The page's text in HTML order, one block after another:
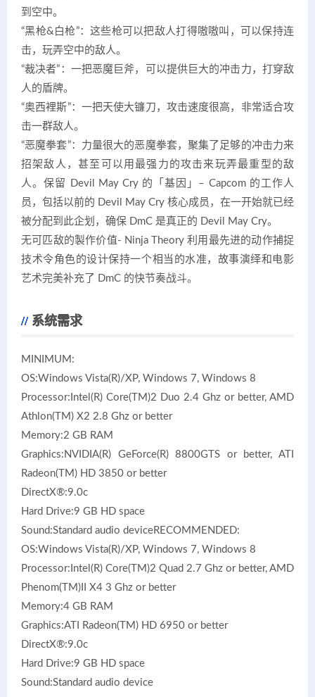
到空中。
“黑枪&白枪”：这些枪可以把敌人打得嗷嗷叫，可以保持连
击，玩弄空中的敌人。
“裁决者”：一把恶魔巨斧，可以提供巨大的冲击力，打穿敌
人的盾牌。
“奥西裡斯”：一把天使大镰刀，攻击速度很高，非常适合攻
击一群敌人。
“恶魔拳套”：力量很大的恶魔拳套，聚集了足够的冲击力来
招架敌人，甚至可以用最强力的攻击来玩弄最重型的敌
人。保留 Devil May Cry 的「基因」– Capcom 的工作人
员，包括以前的 Devil May Cry 核心成员，在一开始就已经
被分配到此企划，确保 DmC 是真正的 Devil May Cry。
无可匹敌的製作价值- Ninja Theory 利用最先进的动作捕捉
技术令角色的设计保持一个相当的水准，故事演绎和电影
艺术完美补充了 DmC 的快节奏战斗。
系统需求
MINIMUM:
OS:Windows Vista(R)/XP, Windows 7, Windows 8
Processor:Intel(R) Core(TM)2 Duo 2.4 Ghz or better, AMD
Athlon(TM) X2 2.8 Ghz or better
Memory:2 GB RAM
Graphics:NVIDIA(R) GeForce(R) 8800GTS or better, ATI
Radeon(TM) HD 3850 or better
DirectX®:9.0c
Hard Drive:9 GB HD space
Sound:Standard audio deviceRECOMMENDED:
OS:Windows Vista(R)/XP, Windows 7, Windows 8
Processor:Intel(R) Core(TM)2 Quad 2.7 Ghz or better, AMD
Phenom(TM)II X4 3 Ghz or better
Memory:4 GB RAM
Graphics:ATI Radeon(TM) HD 6950 or better
DirectX®:9.0c
Hard Drive:9 GB HD space
Sound:Standard audio device